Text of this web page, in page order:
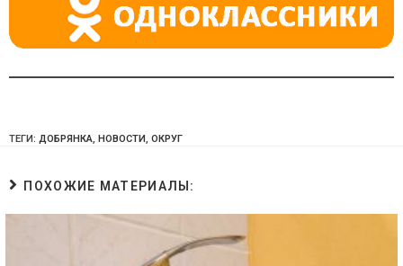
ТЕГИ: ДОБРЯНКА, НОВОСТИ, ОКРУГ
ПОХОЖИЕ МАТЕРИАЛЫ: